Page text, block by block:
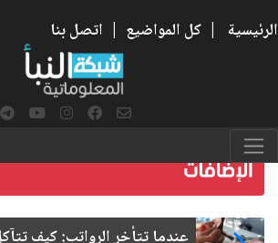
الرئيسية | كل المواضيع | اتصل بنا